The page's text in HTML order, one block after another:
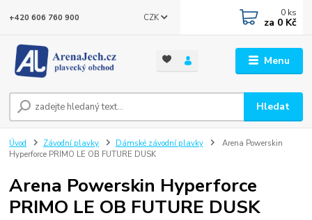
Menu
CZK
Hledat
+420 606 760 900 0 ks
za 0 Kč
Úvod Závodní plavky Dámské závodní plavky
Arena Powerskin
Hyperforce PRIMO LE OB FUTURE DUSK
Arena Powerskin Hyperforce
PRIMO LE OB FUTURE DUSK